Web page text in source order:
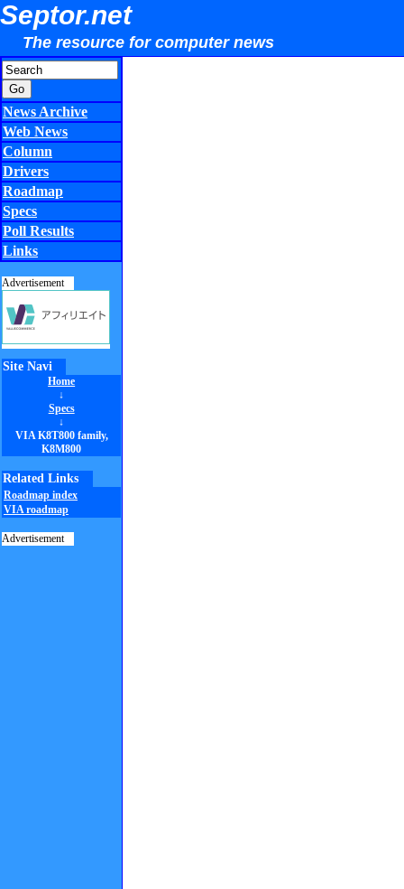
Septor.net
The resource for computer news
News Archive
Web News
Column
Drivers
Roadmap
Specs
Poll Results
Links
Advertisement
Site Navi
Home
↓
Specs
↓
VIA K8T800 family,
K8M800
Related Links
Roadmap index
VIA roadmap
Advertisement